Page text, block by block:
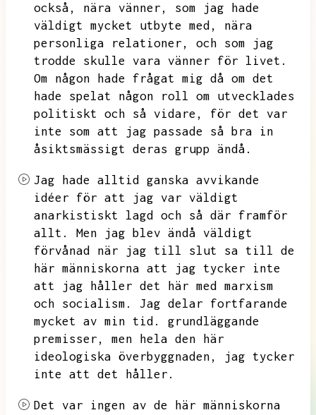
också,
nära vänner,
som jag hade
väldigt mycket utbyte med,
nära
personliga relationer,
och som jag
trodde skulle vara vänner för livet.
Om någon hade frågat mig då om det
hade spelat någon roll om utvecklades
politiskt och så vidare,
för det var
inte som att jag passade så bra in
åsiktsmässigt deras grupp ändå.
Jag hade alltid ganska avvikande
idéer för att jag var väldigt
anarkistiskt lagd och så där framför
allt.
Men jag blev ändå väldigt
förvånad när jag till slut sa till de
här människorna att jag tycker inte
att jag håller det här med marxism
och socialism.
Jag delar fortfarande
mycket av min tid.
grundläggande
premisser,
men hela den här
ideologiska överbyggnaden,
jag tycker
inte att det håller.
Det var ingen av de här människorna